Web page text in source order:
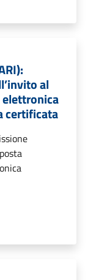
al
certificata